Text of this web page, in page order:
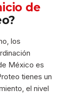
de
los
México es
tienes un
el nivel